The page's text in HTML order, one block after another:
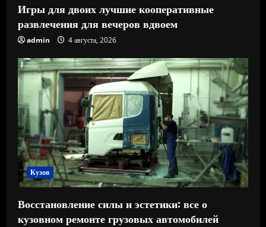
Игры для двоих лучшие кооперативные
развлечения для вечеров вдвоем
admin 4 августа, 2026
Кузов
Восстановление силы и эстетики: все о
кузовном ремонте грузовых автомобилей